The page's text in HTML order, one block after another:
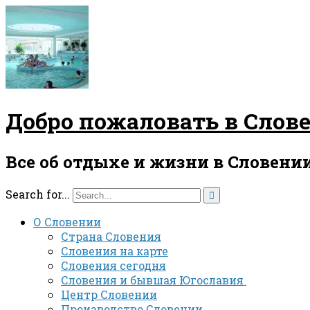
Добро пожаловать в
Все об отдыхе и жизни в
Search for... 
О Словении
Страна Словения
Словения на карте
Словения сегодня
Словения и бывшая Югославия
Центр Словении